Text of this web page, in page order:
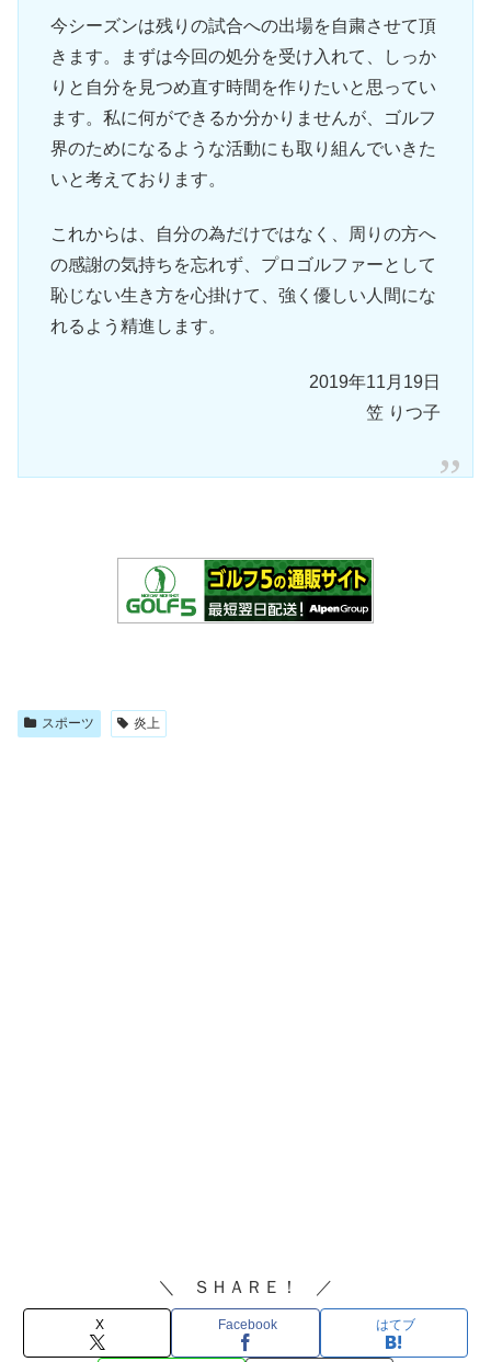
今シーズンは残りの試合への出場を自粛させて頂
きます。まずは今回の処分を受け入れて、しっか
りと自分を見つめ直す時間を作りたいと思ってい
ます。私に何ができるか分かりませんが、ゴルフ
界のためになるような活動にも取り組んでいきた
いと考えております。
これからは、自分の為だけではなく、周りの方へ
の感謝の気持ちを忘れず、プロゴルファーとして
恥じない生き方を心掛けて、強く優しい人間にな
れるよう精進します。
2019年11月19日
笠 りつ子
スポーツ 炎上
＼ ＳＨＡＲＥ！ ／
X Facebook はてブ